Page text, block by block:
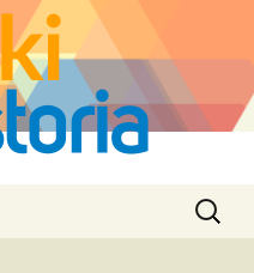
Buscar: